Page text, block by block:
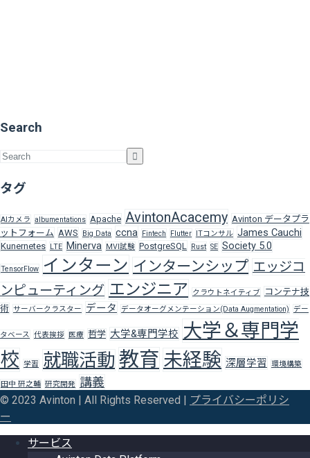
Search
タグ
AIカメラ albumentations Apache AvintonAcacemy Avinton データプラ
ットフォーム AWS Big Data ccna Fintech Flutter ITコンサル James Cauchi
Kunernetes LTE Minerva MVI試験 PostgreSQL Rust SE Society 5.0
TensorFlow インターン インターンシップ エッジコ
ンピューティング エンジニア クラウトネイティブ
コンテナ技
術 サーバークラスター データ データオーグメンテーション(Data Augmentation) デー
タベース 代表挨拶 医療 哲学 大学&専門学校 大学＆専門学
校 学習 就職活動 教育 未経験 深層学習 環境構築
田中 研之輔 研究開発 講義
© 2023 Avinton | All Rights Reserved | プライバシーポリシ
ー
サービス